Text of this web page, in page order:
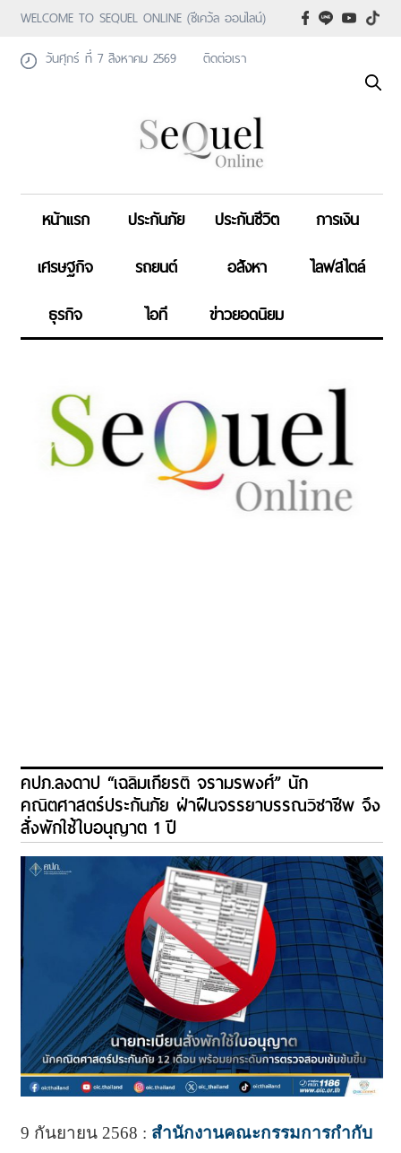
WELCOME TO SEQUEL ONLINE (ซีเคว้ล ออนไลน์)
วันศุกร์ ที่ 7 สิงหาคม 2569
ติดต่อเรา
หน้าแรก ประกันภัย ประกันชีวิต
การเงิน
เศรษฐกิจ
รถยนต์ อสังหา
ไลฟสไตล์
ธุรกิจ
ไอที ข่าวยอดนิยม
คปภ.ลงดาป “เฉลิมเกียรติ จรามรพงศ์” นัก
คณิตศาสตร์ประกันภัย ฝ่าฝืนจรรยาบรรณวิชาชีพ จึง
สั่งพักใช้ใบอนุญาต 1 ปี
9 กันยายน 2568 : สำนักงานคณะกรรมการกำกับ